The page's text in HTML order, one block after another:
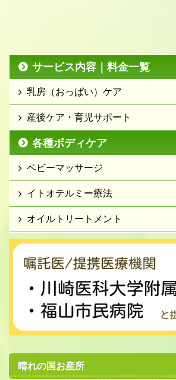
サービス内容｜料金一覧
乳房（おっぱい）ケア
産後ケア・育児サポート
各種ボディケア
ベビーマッサージ
イトオテルミー療法
オイルトリートメント
晴れの国お産所